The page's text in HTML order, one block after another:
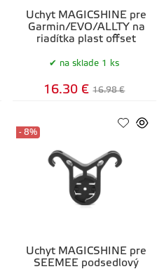
Úchyt MAGICSHINE pre
Garmin/EVO/ALLTY na
riadítka plast offset
na sklade 1 ks
16.30 € 16.98 €
Úchyt MAGICSHINE pre
SEEMEE podsedlový
- 8%